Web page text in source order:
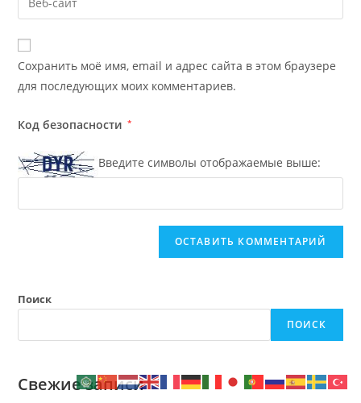
Сохранить моё имя, email и адрес сайта в этом браузере
для последующих моих комментариев.
Код безопасности *
Введите символы отображаемые выше:
e
n
t
Поиск
ПОИСК
Свежие записи